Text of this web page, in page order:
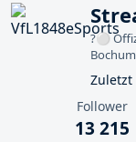
?⚪️
Zuletzt
Follower
13 215